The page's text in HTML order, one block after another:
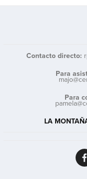
Contacto directo:
Para
LA